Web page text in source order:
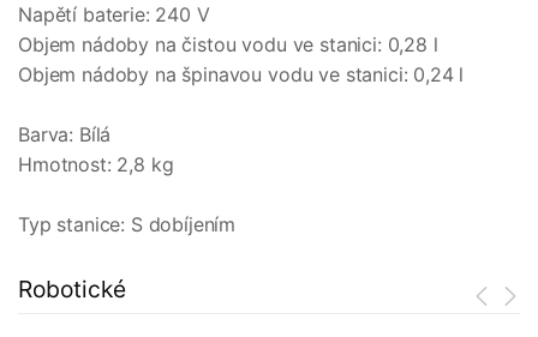
Napětí baterie: 240 V
Objem nádoby na čistou vodu ve stanici: 0,28 l
Objem nádoby na špinavou vodu ve stanici: 0,24 l
Barva: Bílá
Hmotnost: 2,8 kg
Typ stanice: S dobíjením
Robotické